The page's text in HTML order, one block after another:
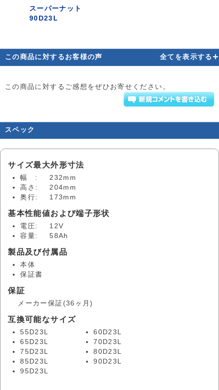
スーパーナット
90D23L
この商品に対するお客様の声 全てを表示する+
この商品に対するご感想をぜひお寄せください。
スペック
サイズ最大外形寸法
幅 :
232mm
高さ:
204mm
奥行:
173mm
基本性能値および端子形状
電圧:
12V
容量:
58Ah
製品及び付属品
本体
保証書
保証
メーカー保証(36ヶ月)
互換可能なサイズ
55D23L
60D23L
65D23L
70D23L
75D23L
80D23L
85D23L
90D23L
95D23L